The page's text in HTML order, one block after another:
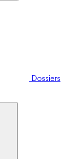
Dossiers